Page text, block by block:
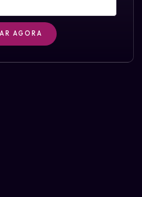
AGORA